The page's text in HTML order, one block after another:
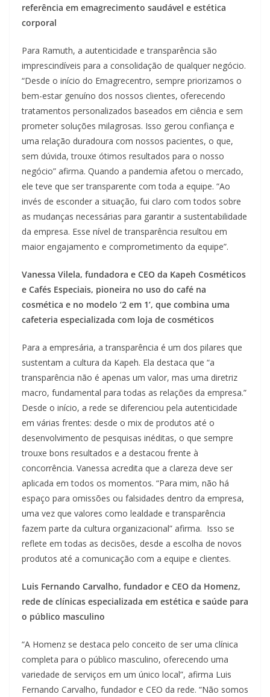
referência em emagrecimento saudável e estética
corporal
Para Ramuth, a autenticidade e transparência são
imprescindíveis para a consolidação de qualquer negócio.
“Desde o início do Emagrecentro, sempre priorizamos o
bem-estar genuíno dos nossos clientes, oferecendo
tratamentos personalizados baseados em ciência e sem
prometer soluções milagrosas. Isso gerou confiança e
uma relação duradoura com nossos pacientes, o que,
sem dúvida, trouxe ótimos resultados para o nosso
negócio” afirma. Quando a pandemia afetou o mercado,
ele teve que ser transparente com toda a equipe. “Ao
invés de esconder a situação, fui claro com todos sobre
as mudanças necessárias para garantir a sustentabilidade
da empresa. Esse nível de transparência resultou em
maior engajamento e comprometimento da equipe”.
Vanessa Vilela, fundadora e CEO da Kapeh Cosméticos
e Cafés Especiais, pioneira no uso do café na
cosmética e no modelo ‘2 em 1’, que combina uma
cafeteria especializada com loja de cosméticos
Para a empresária, a transparência é um dos pilares que
sustentam a cultura da Kapeh. Ela destaca que “a
transparência não é apenas um valor, mas uma diretriz
macro, fundamental para todas as relações da empresa.”
Desde o início, a rede se diferenciou pela autenticidade
em várias frentes: desde o mix de produtos até o
desenvolvimento de pesquisas inéditas, o que sempre
trouxe bons resultados e a destacou frente à
concorrência. Vanessa acredita que a clareza deve ser
aplicada em todos os momentos. “Para mim, não há
espaço para omissões ou falsidades dentro da empresa,
uma vez que valores como lealdade e transparência
fazem parte da cultura organizacional” afirma. Isso se
reflete em todas as decisões, desde a escolha de novos
produtos até a comunicação com a equipe e clientes.
Luis Fernando Carvalho, fundador e CEO da Homenz,
rede de clínicas especializada em estética e saúde para
o público masculino
“A Homenz se destaca pelo conceito de ser uma clínica
completa para o público masculino, oferecendo uma
variedade de serviços em um único local”, afirma Luis
Fernando Carvalho, fundador e CEO da rede. “Não somos